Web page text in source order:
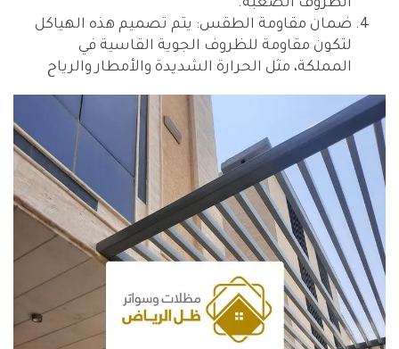
الظروف الصعبة.
ضمان مقاومة الطقس: يتم تصميم هذه الهياكل
لتكون مقاومة للظروف الجوية القاسية في
المملكة، مثل الحرارة الشديدة والأمطار والرياح